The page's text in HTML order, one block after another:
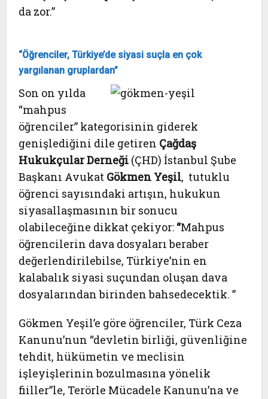
da zor.”
“Öğrenciler, Türkiye’de siyasi suçla en çok
yargılanan gruplardan”
Son on yılda
“mahpus
öğrenciler” kategorisinin giderek
genişlediğini dile getiren Çağdaş
Hukukçular Derneği (ÇHD) İstanbul Şube
Başkanı Avukat Gökmen Yeşil, tutuklu
öğrenci sayısındaki artışın, hukukun
siyasallaşmasının bir sonucu
olabileceğine dikkat çekiyor: “Mahpus
öğrencilerin dava dosyaları beraber
değerlendirilebilse, Türkiye’nin en
kalabalık siyasi suçundan oluşan dava
dosyalarından birinden bahsedecektik. ”
Gökmen Yeşil’e göre öğrenciler, Türk Ceza
Kanunu’nun “devletin birliği, güvenliğine
tehdit, hükümetin ve meclisin
işleyişlerinin bozulmasına yönelik
fiiller”le, Terörle Mücadele Kanunu’na ve